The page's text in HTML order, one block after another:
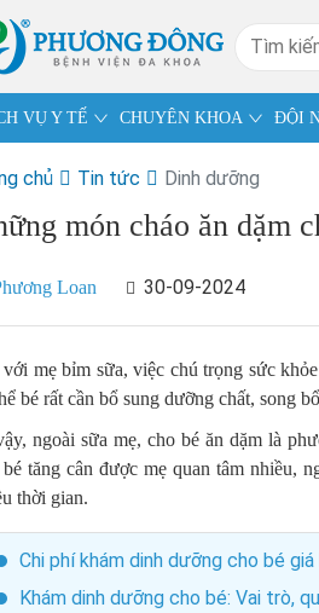
VỤ Y TẾ CHUYÊN KHOA ĐỘI
chủ Tin tức Dinh dưỡng
món cháo ăn dặm
Loan 30-09-2024
mẹ bỉm sữa, việc chú trọng sức
bé rất cần bổ sung dưỡng chất, song
ngoài sữa mẹ, cho bé ăn dặm là
tăng cân được mẹ quan tâm nhiều,
thời gian.
Chi phí khám dinh dưỡng cho bé
Khám dinh dưỡng cho bé: Vai trò,